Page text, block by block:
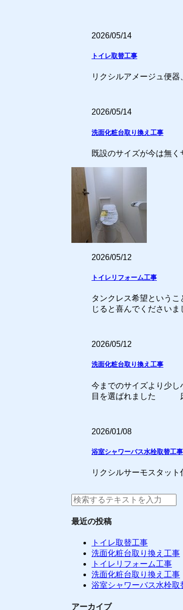
2026/05/14
トイレ取替工事
リクシルアメージュ便
2026/05/14
洗面化粧台取り換え工事
既設のサイズが今は無
2026/05/12
トイレリフォーム工事
タンクレス希望という
じると喜んでくださいま
2026/05/12
洗面化粧台取り換え工事
今までのサイズより少
目を選ばれました 床
2026/01/08
浴室シャワーバス水栓取替工事
リクシルサーモスタッ
最近の投稿
トイレ取替工事
洗面化粧台取り換え工事
トイレリフォーム工事
洗面化粧台取り換え工事
浴室シャワーバス水栓取
アーカイブ